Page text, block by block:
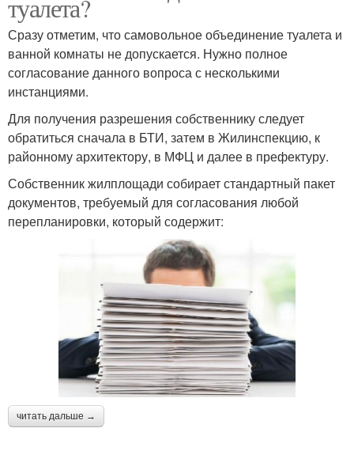
туалета?
Сразу отметим, что самовольное объединение туалета и
ванной комнаты не допускается. Нужно полное
согласование данного вопроса с несколькими
инстанциями.
Для получения разрешения собственнику следует
обратиться сначала в БТИ, затем в Жилинспекцию, к
районному архитектору, в МФЦ и далее в префектуру.
Собственник жилплощади собирает стандартный пакет
документов, требуемый для согласования любой
перепланировки, который содержит:
читать дальше →